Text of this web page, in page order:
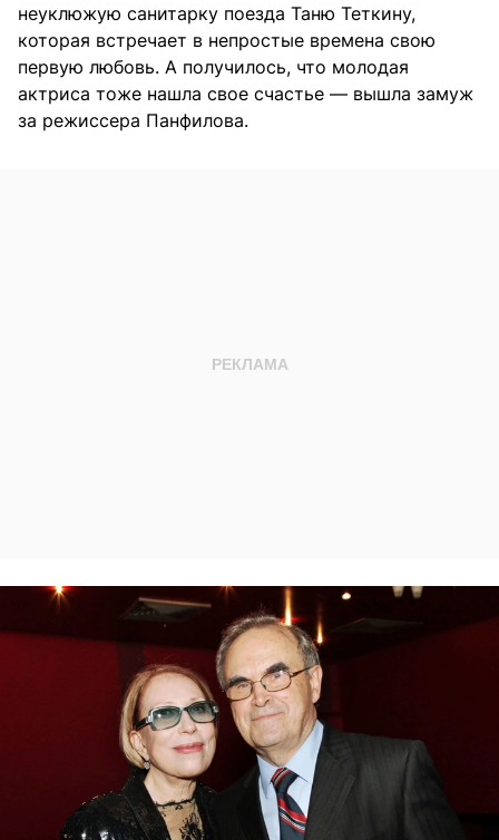
неуклюжую санитарку поезда Таню Теткину,
которая встречает в непростые времена свою
первую любовь. А получилось, что молодая
актриса тоже нашла свое счастье — вышла замуж
за режиссера Панфилова.